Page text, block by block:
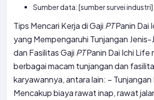
Sumber data: [sumber survei industri]
Tips Mencari Kerja di Gaji PTPanin Dai
yang Mempengaruhi Tunjangan Jenis-
dan Fasilitas Gaji PTPanin Dai Ichi Life
berbagai macam tunjangan dan
karyawannya, antara lain: –
Mencakup biaya rawat inap, rawat